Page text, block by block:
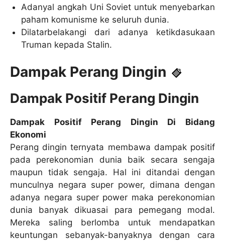
Adanyal angkah Uni Soviet untuk menyebarkan
paham komunisme ke seluruh dunia.
Dilatarbelakangi dari adanya ketikdasukaan
Truman kepada Stalin.
Dampak Perang Dingin
Dampak Positif Perang Dingin
Dampak Positif Perang Dingin Di Bidang
Ekonomi
Perang dingin ternyata membawa dampak positif
pada perekonomian dunia baik secara sengaja
maupun tidak sengaja. Hal ini ditandai dengan
munculnya negara super power, dimana dengan
adanya negara super power maka perekonomian
dunia banyak dikuasai para pemegang modal.
Mereka saling berlomba untuk mendapatkan
keuntungan sebanyak-banyaknya dengan cara